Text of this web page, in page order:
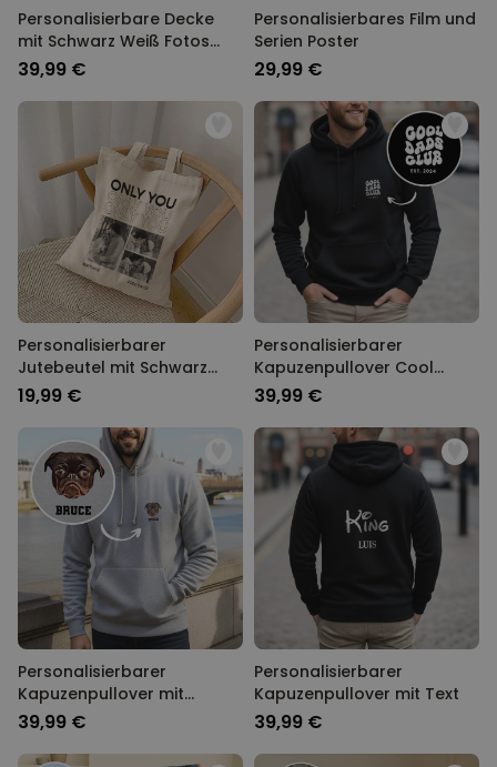
Personalisierbare Decke
mit Schwarz Weiß Fotos
und Text
39,99 €
Personalisierbares Film und
Serien Poster
29,99 €
Personalisierbarer
Jutebeutel mit Schwarz
Weiß Fotos und Text
19,99 €
Personalisierbarer
Kapuzenpullover Cool
Moms & Dads Club
39,99 €
Personalisierbarer
Kapuzenpullover mit
deinem Haustier als Comic
39,99 €
Personalisierbarer
Kapuzenpullover mit Text
39,99 €